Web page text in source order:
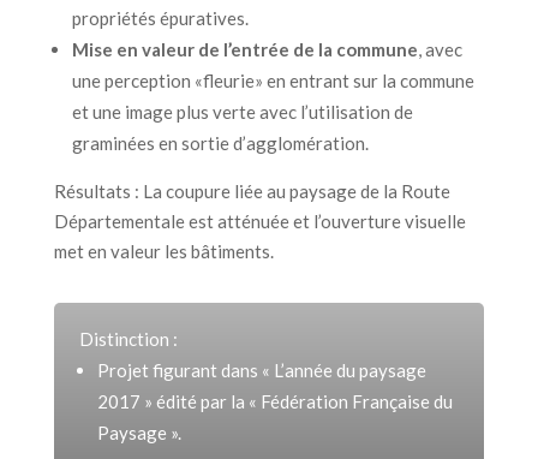
propriétés épuratives.
Mise en valeur de l’entrée de la commune, avec
une perception «fleurie» en entrant sur la commune
et une image plus verte avec l’utilisation de
graminées en sortie d’agglomération.
Résultats : La coupure liée au paysage de la Route
Départementale est atténuée et l’ouverture visuelle
met en valeur les bâtiments.
Distinction :
Projet figurant dans « L’année du paysage
2017 » édité par la « Fédération Française du
Paysage ».